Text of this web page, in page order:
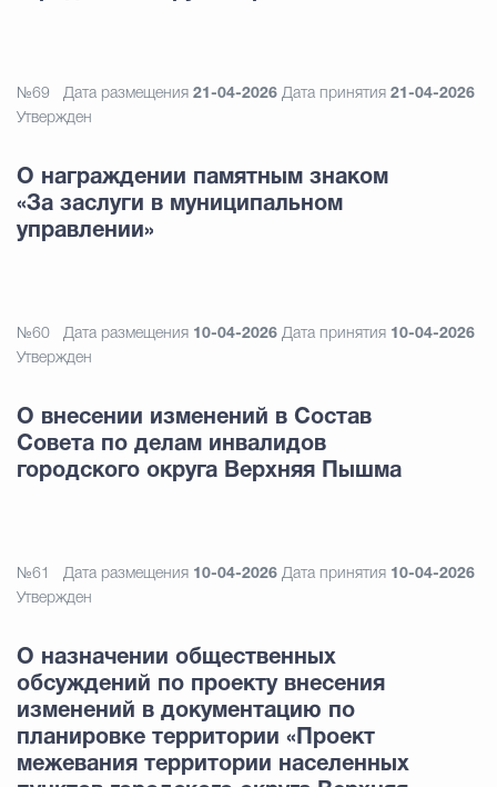
№69 Дата размещения 21-04-2026 Дата принятия 21-04-2026
Утвержден
О награждении памятным знаком
«За заслуги в муниципальном
управлении»
№60 Дата размещения 10-04-2026 Дата принятия 10-04-2026
Утвержден
О внесении изменений в Состав
Совета по делам инвалидов
городского округа Верхняя Пышма
№61 Дата размещения 10-04-2026 Дата принятия 10-04-2026
Утвержден
О назначении общественных
обсуждений по проекту внесения
изменений в документацию по
планировке территории «Проект
межевания территории населенных